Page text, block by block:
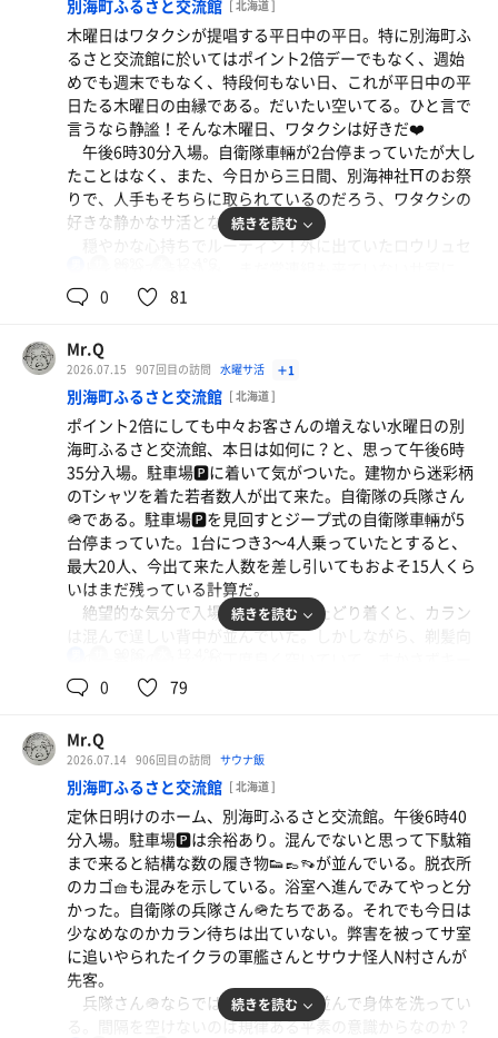
豚バラのケチャップ炒め、トマト、キュウリ他
わりとヘルシーじゃない？
かき氷 ぶどう味
水
サウナ 13分 14分 16分 15分
水風呂 2分×4
外気浴 5分×4
常連のトンチさん、I藤さんも来て「あれー？住職、今日
は根室に何しに来たの？」と聞かれ、「ちょっとした会議
でー。」と返す。ホントにちょっとだけの用事だったのが
情け無い。その後からたから湯♨️の常連で開法寺の檀家の
K藤さんも登場。
1,2セット目は7〜8分、3セット目以降は9〜10分経たな
と、文句言いつつもまた、回数券を購入してしまった。
カレーうどん
男ヤモメ料理 カレーがまだ残ってる⤵️
別海町ふるさと交流館 [ 北海道 ]
木曜日はワタクシが提唱する平日中の平日。特に別海町ふ
るさと交流館に於いてはポイント2倍デーでもなく、週始
めでも週末でもなく、特段何もない日、これが平日中の平
日たる木曜日の由縁である。だいたい空いてる。ひと言で
言うなら静謐！そんな木曜日、ワタクシは好きだ❤️
午後6時30分入場。自衛隊車輛が2台停まっていたが大し
たことはなく、また、今日から三日間、別海神社⛩️のお祭
りで、人手もそちらに取られているのだろう、ワタクシの
好きな静かなサ活となった。
穏やかな心持ちでルーティン！外に出ていたロウリュセ
in！自分好みにロウリュ！ロウリュ！
サウナ 11分 12分 11分 10分 10分
水風呂 2分×5
外気浴 5分×5
イクラの軍艦さんとサウナ怪人N村さんの水温計測班
に、根高のローンサウナーI川先生が参戦するも、常連組も
以上。
因みにイクラの軍艦さん調べで水温は12.4℃と昨日と同
じだった。
静かで穏やかなサ活。それでもサ室はロウリュ、ウォー
リュでアチアチ。湿度も高くて喉や鼻に良さそうだ。
平日中の平日、木曜日、好きだ！
続きを読む
0 81
Mr.Q
2026.07.15 907回目の訪問 水曜サ活 ＋1
別海町ふるさと交流館 [ 北海道 ]
ポイント2倍にしても中々お客さんの増えない水曜日の別
海町ふるさと交流館、本日は如何に？と、思って午後6時
35分入場。駐車場🅿️に着いて気がついた。建物から迷彩柄
のTシャツを着た若者数人が出て来た。自衛隊の兵隊さん
🪖である。駐車場🅿️を見回すとジープ式の自衛隊車輛が5
台停まっていた。1台につき3〜4人乗っていたとすると、
最大20人、今出て来た人数を差し引いてもおよそ15人くら
いはまだ残っている計算だ。
絶望的な気分で入場し、浴室までたどり着くと、カラン
は混んで逞しい背中が並んでいた。しかしながら、剃髪向
プ！ギリ上手くいった。
んを発見！久しぶりの登場にワタクシはジェットバスに入
りながら、★TAKUさんは縁に腰掛けご挨拶に現状報告。
今日女満別空港✈️から根室入りと聞いていたので、多分レ
ンタカーで、途中別海に寄ってサ活して行くのだろうと予
想していたが、その通りだったようだ。たっぷりとコラボ
出来るのかと思ったら、もうすでに5セット済みだと言
う。根室に着く前に干上がってしまっては困るので、結局
1セットだけセッション。まだ数日居ると言うのでまた逢
いましょう♪
サウナ 9分 11分 13分 12分
水風呂 2分×4
外気浴 5分×4
続きを読む
0 79
Mr.Q
2026.07.14 906回目の訪問 サウナ飯
別海町ふるさと交流館 [ 北海道 ]
定休日明けのホーム、別海町ふるさと交流館。午後6時40
分入場。駐車場🅿️は余裕あり。混んでないと思って下駄箱
まで来ると結構な数の履き物👟👞👡が並んでいる。脱衣所
のカゴ🧺も混みを示している。浴室へ進んでみてやっと分
かった。自衛隊の兵隊さん🪖たちである。それでも今日は
少なめなのかカラン待ちは出ていない。弊害を被ってサ室
に追いやられたイクラの軍艦さんとサウナ怪人N村さんが
先客。
兵隊さん🪖ならではのくっついて並んで身体を洗ってい
る。間隔を空けないのは規律ある平素の意識からなのか？
続きを読む